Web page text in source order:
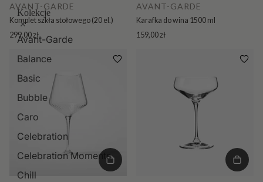
Kolekcje
Avant-Garde
Balance
Basic
Bubble
Caro
Celebration
Celebration Moments
Chill
AVANT-GARDE
Komplet szkła stołowego (20 el.)
299,00 zł
AVANT-GARDE
Karafka do wina 1500 ml
159,00 zł